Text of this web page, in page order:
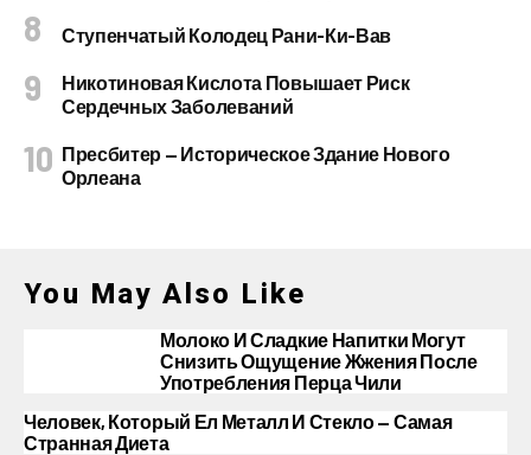
Ступенчатый Колодец Рани-Ки-Вав
Никотиновая Кислота Повышает Риск
Сердечных Заболеваний
Пресбитер — Историческое Здание Нового
Орлеана
You May Also Like
Молоко И Сладкие Напитки Могут
Снизить Ощущение Жжения После
Употребления Перца Чили
Человек, Который Ел Металл И Стекло — Самая
Странная Диета